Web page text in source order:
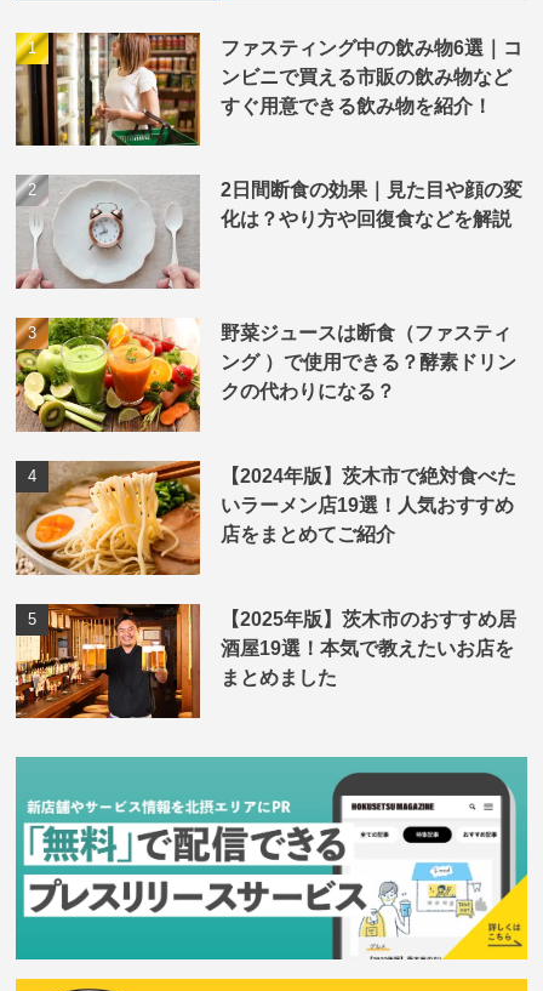
ファスティング中の飲み物6選｜コ
ンビニで買える市販の飲み物など
すぐ用意できる飲み物を紹介！
2日間断食の効果｜見た目や顔の変
化は？やり方や回復食などを解説
野菜ジュースは断食（ファスティ
ング ）で使用できる？酵素ドリン
クの代わりになる？
【2024年版】茨木市で絶対食べた
いラーメン店19選！人気おすすめ
店をまとめてご紹介
【2025年版】茨木市のおすすめ居
酒屋19選！本気で教えたいお店を
まとめました